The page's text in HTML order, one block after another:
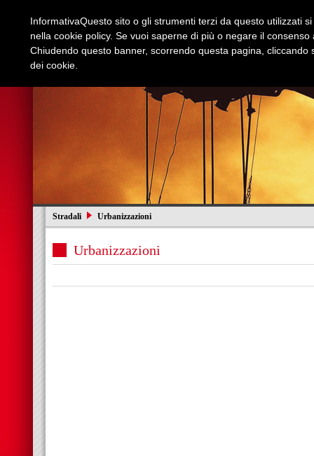
Stradali Urbanizzazioni
Urbanizzazioni
InformativaQuesto sito o gli strumenti terzi da questo utilizzati
nella cookie policy. Se vuoi saperne di più o negare il
Chiudendo questo banner, scorrendo questa pagina,
dei cookie.